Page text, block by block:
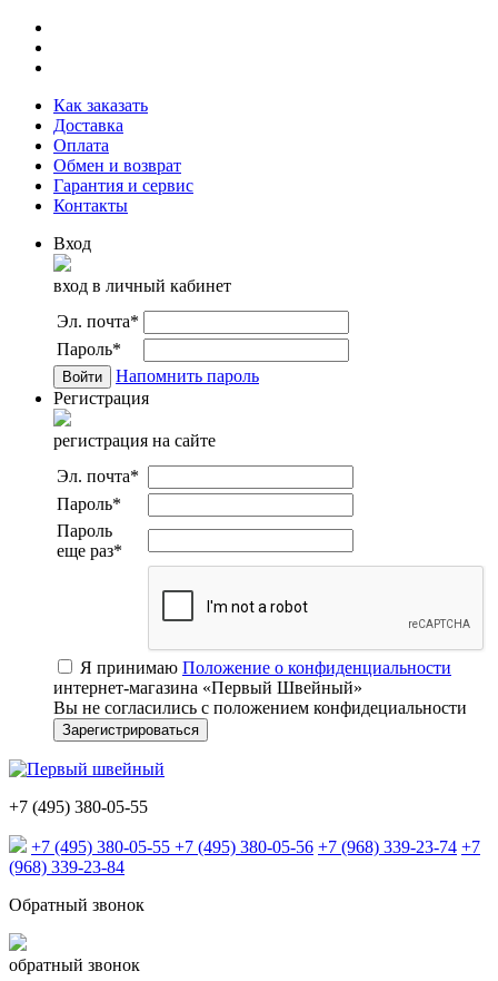
Как заказать
Доставка
Оплата
Обмен и возврат
Гарантия и сервис
Контакты
Вход
вход в личный кабинет
Эл. почта*
Пароль*
Напомнить пароль
Регистрация
регистрация на сайте
Эл. почта*
Пароль*
Пароль
еще раз*
Я принимаю Положение о конфиденциальности
интернет-магазина «Первый Швейный»
Вы не согласились с положением конфидециальности
+7 (495) 380-05-55
+7 (495) 380-05-55 +7 (495) 380-05-56 +7 (968) 339-23-74 +7
(968) 339-23-84
Обратный звонок
обратный звонок